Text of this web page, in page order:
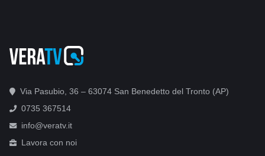
Via Pasubio, 36 – 63074 San Benedetto del Tronto (AP)
0735 367514
info@veratv.it
Lavora con noi